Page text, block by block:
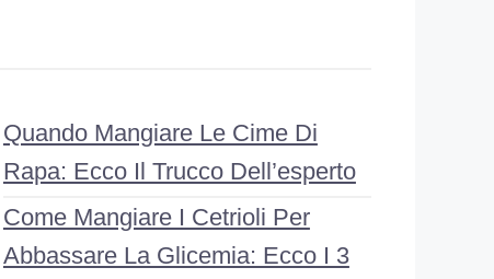
Quando Mangiare Le Cime Di
Rapa: Ecco Il Trucco Dell’esperto
Come Mangiare I Cetrioli Per
Abbassare La Glicemia: Ecco I 3